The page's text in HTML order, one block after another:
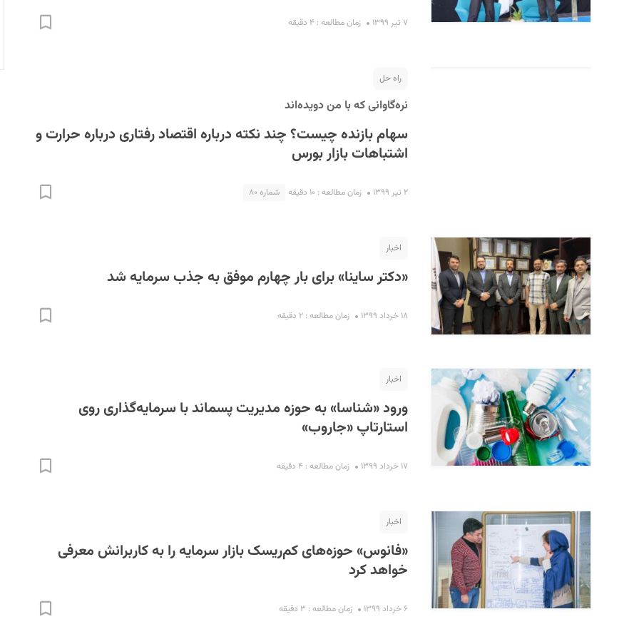
۷ تیر ۱۳۹۹ زمان مطالعه : ۴ دقیقه
راه حل
نره‌گاوانی که با من دویده‌اند
سهام بازنده چیست؟ چند نکته درباره اقتصاد رفتاری درباره حرارت و
اشتباهات بازار بورس
۲ تیر ۱۳۹۹ زمان مطالعه : ۱۰ دقیقه شماره ۸۰
اخبار
«دکتر ساینا» برای بار چهارم موفق به جذب سرمایه شد
۱۸ خرداد ۱۳۹۹ زمان مطالعه : ۲ دقیقه
اخبار
ورود «شناسا» به حوزه مدیریت پسماند با سرمایه‌گذاری روی
استارتاپ «جاروب»
۱۷ خرداد ۱۳۹۹ زمان مطالعه : ۴ دقیقه
اخبار
«فانوس» حوزه‌های کم‌ریسک بازار سرمایه را به کاربرانش معرفی
خواهد کرد
۶ خرداد ۱۳۹۹ زمان مطالعه : ۳ دقیقه